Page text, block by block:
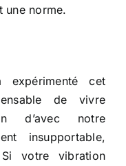
une norme.
cet
de vivre
d’avec notre
insupportable,
Si votre vibration